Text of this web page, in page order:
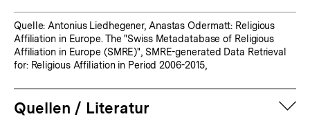
Quelle: Antonius Liedhegener, Anastas Odermatt: Religious
Affiliation in Europe. The "Swiss Metadatabase of Religious
Affiliation in Europe (SMRE)", SMRE-generated Data Retrieval
for: Religious Affiliation in Period 2006-2015,
Quellen / Literatur